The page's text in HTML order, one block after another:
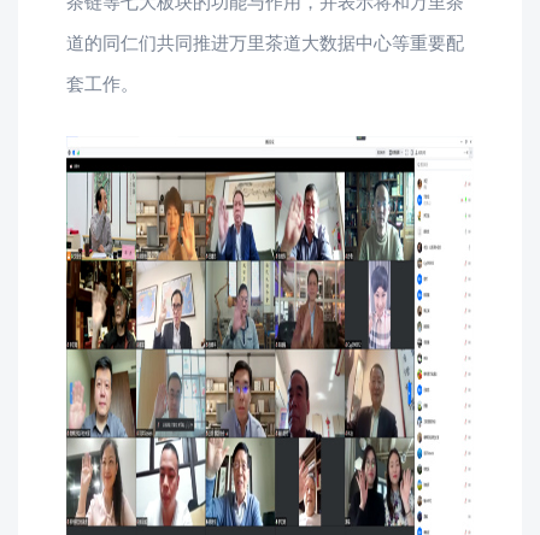
道的同仁们共同推进万里茶道大数据中心等重要配
套工作。